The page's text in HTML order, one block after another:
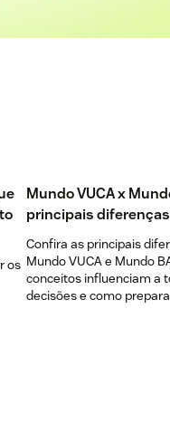
os
Mundo VUCA x
principais
Confira as principais
Mundo VUCA e Mundo
conceitos influenciam a
decisões e como